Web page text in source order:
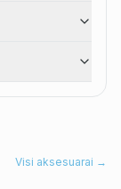
Visi aksesuarai →